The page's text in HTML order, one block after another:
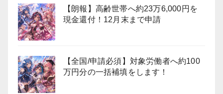
【朗報】高齢世帯へ約23万6,000円を
現金還付！12月末まで申請
【全国/申請必須】対象労働者へ約100
万円分の一括補填をします！